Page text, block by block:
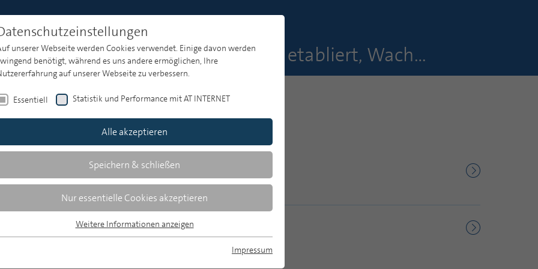
Mediennutzung der 14- bis 29-Jährigen: On-Demand etabliert, Wachstum begrenzt
2025
Wachstum begrenzt. Ergebnisse der ARD/ZDF-Medienstudie 2025
Wachstum begrenzt
unserer Webseite werden Cookies verwendet. Einige davon werden
benötigt, während es uns andere ermöglichen, Ihre
auf unserer Webseite zu verbessern.
Essentiell Statistik und Performance mit AT INTERNET
Alle akzeptieren
Speichern & schließen
Nur essentielle Cookies akzeptieren
Essentielle Cookies werden für grundlegende Funktionen der Webseite
benötigt. Dadurch ist gewährleistet, dass die Webseite einwandfrei
Weitere Informationen anzeigen
Impressum